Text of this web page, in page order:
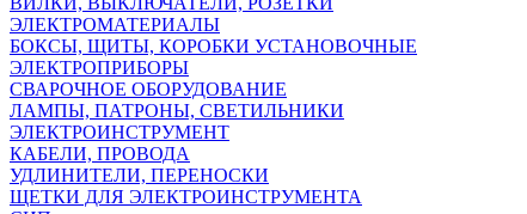
ЭЛЕКТРОМАТЕРИАЛЫ
БОКСЫ, ЩИТЫ, КОРОБКИ УСТАНОВОЧНЫЕ
ЭЛЕКТРОПРИБОРЫ
СВАРОЧНОЕ ОБОРУДОВАНИЕ
ЛАМПЫ, ПАТРОНЫ, СВЕТИЛЬНИКИ
ЭЛЕКТРОИНСТРУМЕНТ
КАБЕЛИ, ПРОВОДА
УДЛИНИТЕЛИ, ПЕРЕНОСКИ
ЩЕТКИ ДЛЯ ЭЛЕКТРОИНСТРУМЕНТА